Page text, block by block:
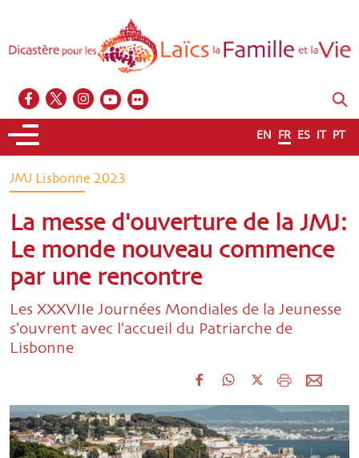
EN FR ES IT PT
JMJ Lisbonne 2023
La messe d'ouverture de la JMJ:
Le monde nouveau commence
par une rencontre
Les XXXVIIe Journées Mondiales de la Jeunesse
s'ouvrent avec l'accueil du Patriarche de
Lisbonne